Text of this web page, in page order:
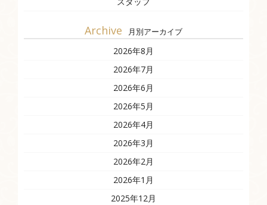
Archive 月別アーカイブ
2026年8月
2026年7月
2026年6月
2026年5月
2026年4月
2026年3月
2026年2月
2026年1月
2025年12月